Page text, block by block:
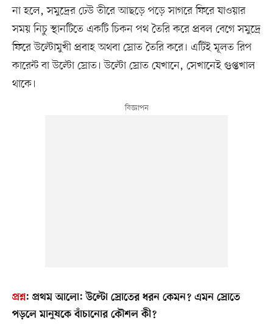
না হলে, সমুদ্রের ঢেউ তীরে আছড়ে পড়ে সাগরে ফিরে যাওয়ার
সময় নিচু স্থানটিতে একটি চিকন পথ তৈরি করে প্রবল বেগে সমুদ্রে
ফিরে উল্টোমুখী প্রবাহ অথবা স্রোত তৈরি করে। এটিই মূলত রিপ
কারেন্ট বা উল্টো স্রোত। উল্টো স্রোত যেখানে, সেখানেই গুপ্তখাল
থাকে।
প্রশ্ন: প্রথম আলো: উল্টো স্রোতের ধরন কেমন? এমন স্রোতে
পড়লে মানুষকে বাঁচানোর কৌশল কী?